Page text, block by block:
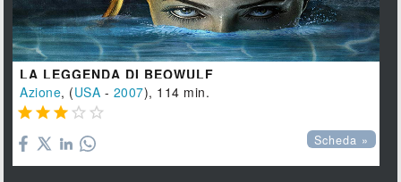
LA LEGGENDA DI BEOWULF
Azione, (USA - 2007), 114 min.
    
Scheda »